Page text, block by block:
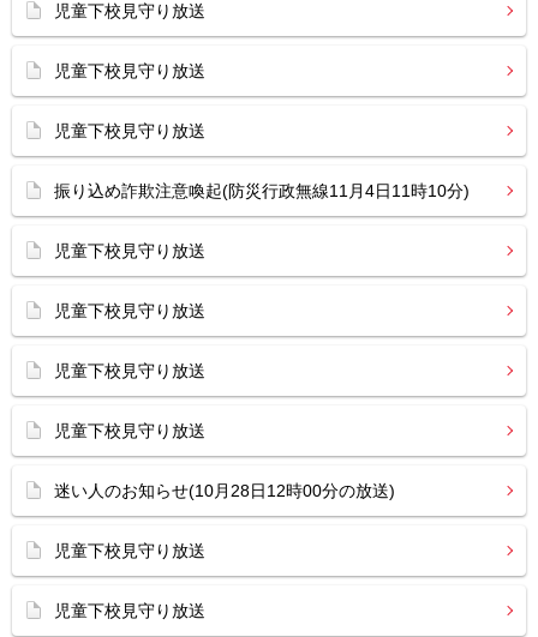
児童下校見守り放送
児童下校見守り放送
児童下校見守り放送
振り込め詐欺注意喚起(防災行政無線11月4日11時10分)
児童下校見守り放送
児童下校見守り放送
児童下校見守り放送
児童下校見守り放送
迷い人のお知らせ(10月28日12時00分の放送)
児童下校見守り放送
児童下校見守り放送